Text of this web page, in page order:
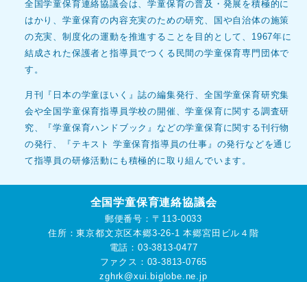
全国学童保育連絡協議会は、学童保育の普及・発展を積極的に
はかり、学童保育の内容充実のための研究、国や自治体の施策
の充実、制度化の運動を推進することを目的として、1967年に
結成された保護者と指導員でつくる民間の学童保育専門団体で
す。
月刊『日本の学童ほいく』誌の編集発行、全国学童保育研究集
会や全国学童保育指導員学校の開催、学童保育に関する調査研
究、『学童保育ハンドブック』などの学童保育に関する刊行物
の発行、『テキスト 学童保育指導員の仕事』の発行などを通じ
て指導員の研修活動にも積極的に取り組んでいます。
全国学童保育連絡協議会
郵便番号：〒113-0033
住所：東京都文京区本郷3-26-1 本郷宮田ビル４階
電話：03-3813-0477
ファクス：03-3813-0765
zghrk
xui.biglobe.ne.jp